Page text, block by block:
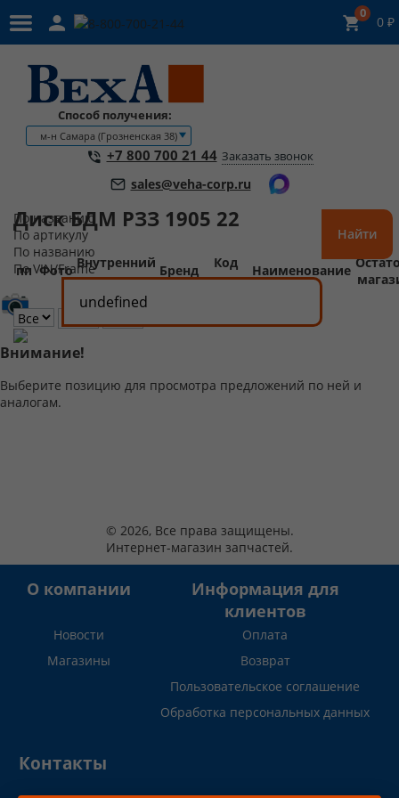
8-800-700-21-44
0
0 ₽
Способ получения:
м-н Самара (Грозненская 38)
+7 800 700 21 44 Заказать звонок
sales@veha-corp.ru
По названию
По артикулу
По названию
По VIN/Frame
Найти
Диск БДМ РЗЗ 1905 22
пп Фото Внутренний
код
Бренд
Код
детали
Наименование
Внимание!
Выберите позицию для просмотра предложений по ней и
аналогам.
© 2026, Все права защищены.
Интернет-магазин запчастей.
О компании
Новости
Магазины
Информация для
клиентов
Оплата
Возврат
Пользовательское соглашение
Обработка персональных данных
Контакты